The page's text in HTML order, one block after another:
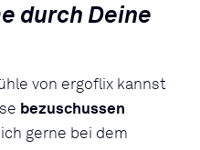
durch Deine
von ergoflix kannst
bezuschussen
gerne bei dem